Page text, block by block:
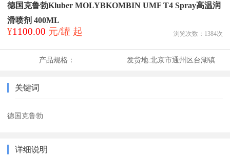
德国克鲁勃Kluber MOLYBKOMBIN UMF T4 Spray高温润
滑喷剂 400ML
¥1100.00 元/罐 起 浏览次数： 1384次
产品规格： 发货地:北京市通州区台湖镇
关键词
德国克鲁勃
详细说明